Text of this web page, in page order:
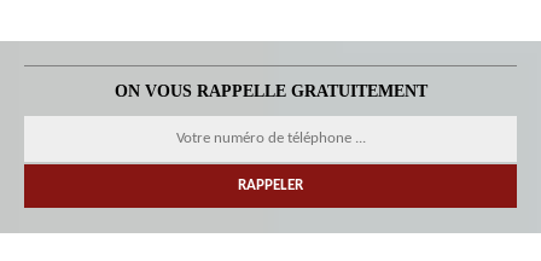
ON VOUS RAPPELLE GRATUITEMENT